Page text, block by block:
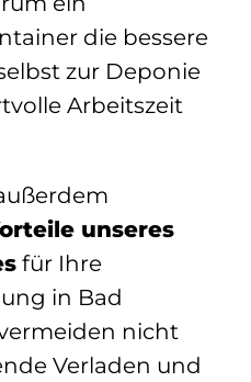
die bessere
zur Deponie
Arbeitszeit
unseres
für Ihre
in Bad
nicht
Verladen und